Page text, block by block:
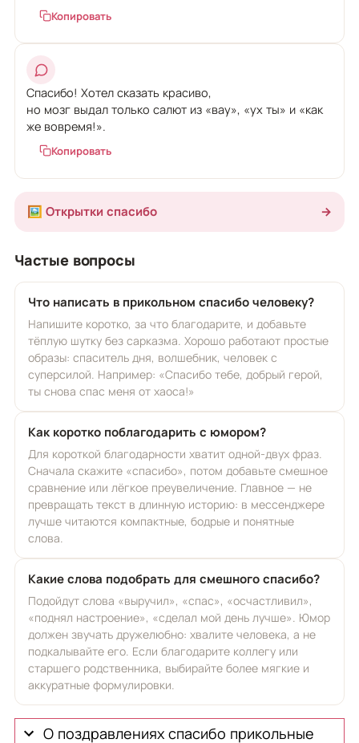
Копировать
Спасибо! Хотел сказать красиво,
но мозг выдал только салют из «вау», «ух ты» и «как
же вовремя!».
Копировать
🖼️ Открытки спасибо →
Частые вопросы
Что написать в прикольном спасибо человеку?
Напишите коротко, за что благодарите, и добавьте
тёплую шутку без сарказма. Хорошо работают простые
образы: спаситель дня, волшебник, человек с
суперсилой. Например: «Спасибо тебе, добрый герой,
ты снова спас меня от хаоса!»
Как коротко поблагодарить с юмором?
Для короткой благодарности хватит одной-двух фраз.
Сначала скажите «спасибо», потом добавьте смешное
сравнение или лёгкое преувеличение. Главное — не
превращать текст в длинную историю: в мессенджере
лучше читаются компактные, бодрые и понятные
слова.
Какие слова подобрать для смешного спасибо?
Подойдут слова «выручил», «спас», «осчастливил»,
«поднял настроение», «сделал мой день лучше». Юмор
должен звучать дружелюбно: хвалите человека, а не
подкалывайте его. Если благодарите коллегу или
старшего родственника, выбирайте более мягкие и
аккуратные формулировки.
О поздравлениях спасибо прикольные